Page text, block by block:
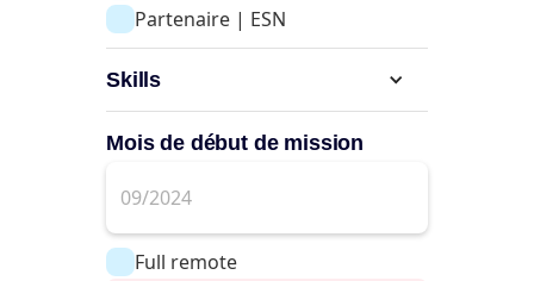
Partenaire | ESN
Skills
Mois de début de mission
Full remote